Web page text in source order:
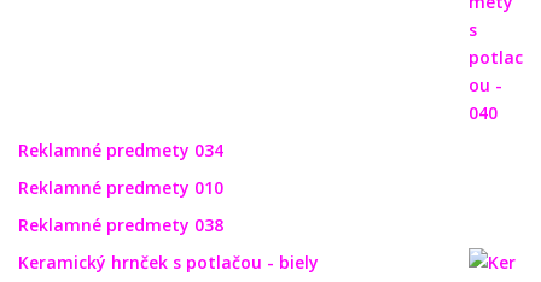
Reklamné predmety 034
Reklamné predmety 010
Reklamné predmety 038
Keramický hrnček s potlačou - biely